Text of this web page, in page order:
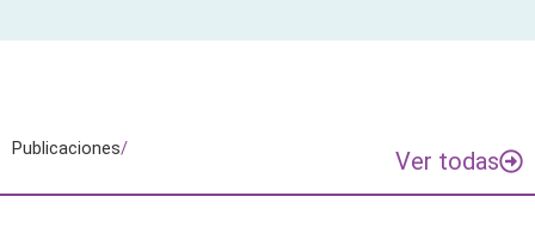
Publicaciones/ Ver todas